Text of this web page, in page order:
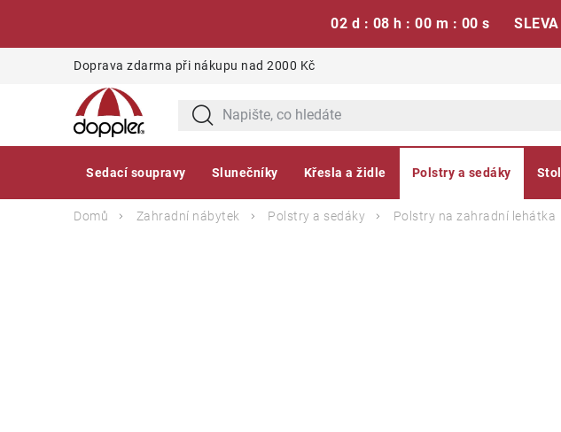
02 d : 07 h : 59 m : 59 s
Doprava zdarma při nákupu nad 2000 Kč
Sedací soupravy Slunečníky Křesla a židle Polstry a sedáky
Domů Zahradní nábytek Polstry a sedáky Polstry na zahradní lehátka